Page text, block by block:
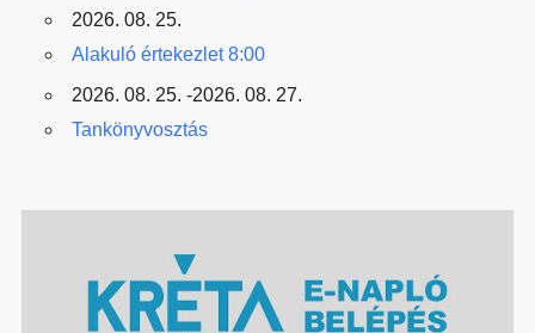
2026. 08. 25.
Alakuló értekezlet 8:00
2026. 08. 25. -2026. 08. 27.
Tankönyvosztás